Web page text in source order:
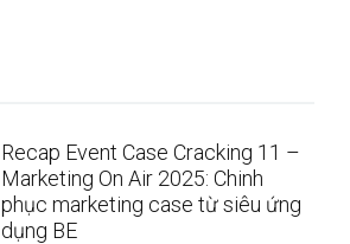
Recap Event Case Cracking 11 –
Marketing On Air 2025: Chinh
phục marketing case từ siêu ứng
dụng BE